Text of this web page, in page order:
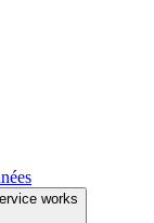
works